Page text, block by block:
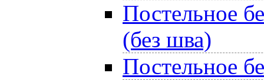
Постельное
(без шва)
Постельное